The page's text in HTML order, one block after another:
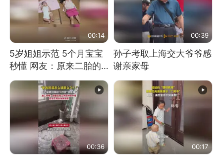
00:14
5岁姐姐示范 5个月宝宝
秒懂 网友：原来二胎的
快乐长这样
00:39
孙子考取上海交大爷爷感
谢亲家母
00:36 00:17